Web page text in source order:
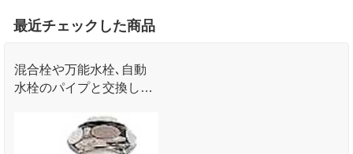
最近チェックした商品
混合栓や万能水栓､自動
水栓のパイプと交換して